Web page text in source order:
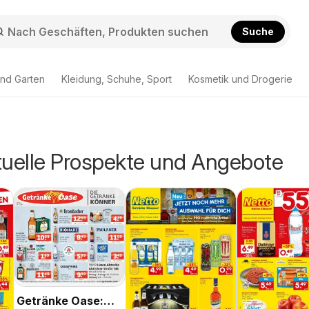
Suche
Garten Kleidung, Schuhe, Sport Kosmetik und Drogerie
Prospekte und Angebote
Getränke Oase: